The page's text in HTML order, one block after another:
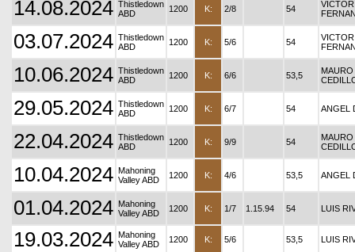
14.08.2024 Thistledown
ABD
1200 K: 2/8 54
VICTOR
03.07.2024 Thistledown
ABD
1200 K: 5/6 54
VICTOR
10.06.2024 Thistledown
ABD
1200 K: 6/6 53,5
MAURO
29.05.2024 Thistledown
ABD
1200 K: 6/7 54 ANGEL
22.04.2024 Thistledown
ABD
1200 K: 9/9 54
MAURO
10.04.2024 Mahoning
Valley ABD
1200 K: 4/6 53,5 ANGEL
01.04.2024 Mahoning
Valley ABD
1200 K: 1/7 1.15.94 54 LUIS
19.03.2024 Mahoning
Valley ABD
1200 K: 5/6 53,5 LUIS